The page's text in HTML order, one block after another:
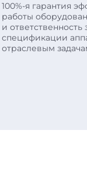
100%-я гарантия
работы
и ответственность
спецификации
отраслевым